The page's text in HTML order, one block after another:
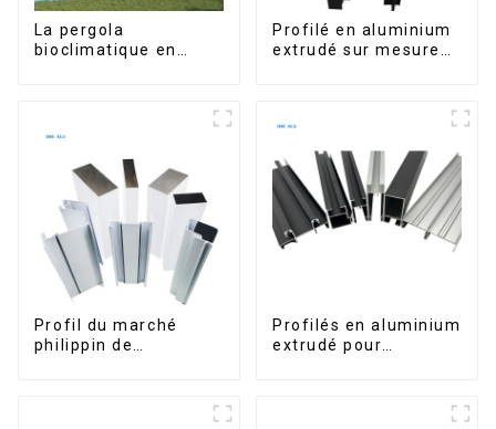
La pergola
bioclimatique en
une utilisation sur
terrasse extérieure.
Profilé en aluminium
extrudé sur mesure
Profil du marché
philippin de
Profilés en aluminium
extrudé pour